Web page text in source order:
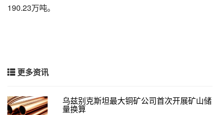
190.23万吨。
更多资讯
乌兹别克斯坦最大铜矿公司首次开展矿山储
量换算